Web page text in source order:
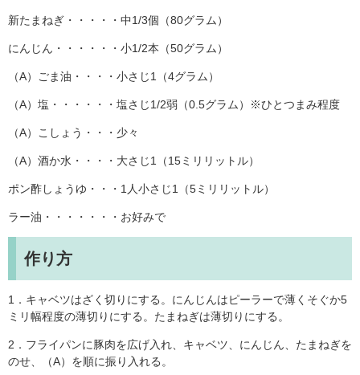
新たまねぎ・・・・・中1/3個（80グラム）
にんじん・・・・・・小1/2本（50グラム）
（A）ごま油・・・・小さじ1（4グラム）
（A）塩・・・・・・塩さじ1/2弱（0.5グラム）※ひとつまみ程度
（A）こしょう・・・少々
（A）酒か水・・・・大さじ1（15ミリリットル）
ポン酢しょうゆ・・・1人小さじ1（5ミリリットル）
ラー油・・・・・・・お好みで
作り方
1．キャベツはざく切りにする。にんじんはピーラーで薄くそぐか5
ミリ幅程度の薄切りにする。たまねぎは薄切りにする。
2．フライパンに豚肉を広げ入れ、キャベツ、にんじん、たまねぎを
のせ、（A）を順に振り入れる。